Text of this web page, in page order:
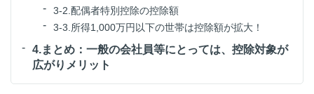
3-2.配偶者特別控除の控除額
3-3.所得1,000万円以下の世帯は控除額が拡大！
4.まとめ：一般の会社員等にとっては、控除対象が
広がりメリット